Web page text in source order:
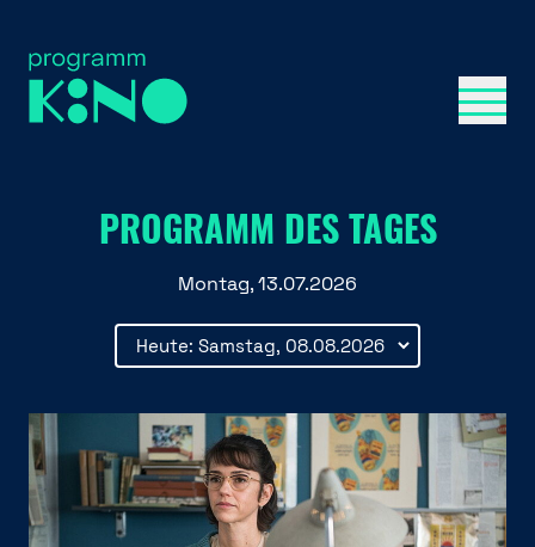
PROGRAMM DES TAGES
Montag, 13.07.2026